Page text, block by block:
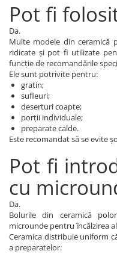
Pot fi
Da.
Multe modele din ceramică
ridicate și pot fi utilizate
funcție de recomandările
Ele sunt potrivite pentru:
gratin;
sufleuri;
deserturi coapte;
porții individuale;
preparate calde.
Este recomandat să se evite
Pot fi
cu
Da.
Bolurile din ceramică
microunde pentru încălzirea
Ceramica distribuie uniform
a preparatelor.